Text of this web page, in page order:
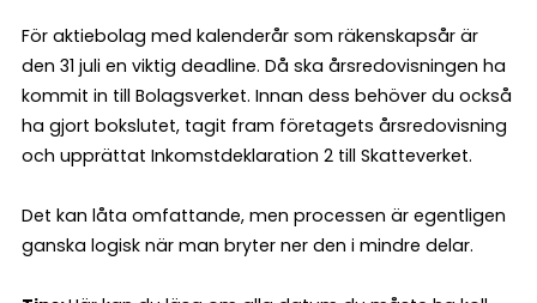
För aktiebolag med kalenderår som räkenskapsår är
den 31 juli en viktig deadline. Då ska årsredovisningen ha
kommit in till Bolagsverket. Innan dess behöver du också
ha gjort bokslutet, tagit fram företagets årsredovisning
och upprättat Inkomstdeklaration 2 till Skatteverket.
Det kan låta omfattande, men processen är egentligen
ganska logisk när man bryter ner den i mindre delar.